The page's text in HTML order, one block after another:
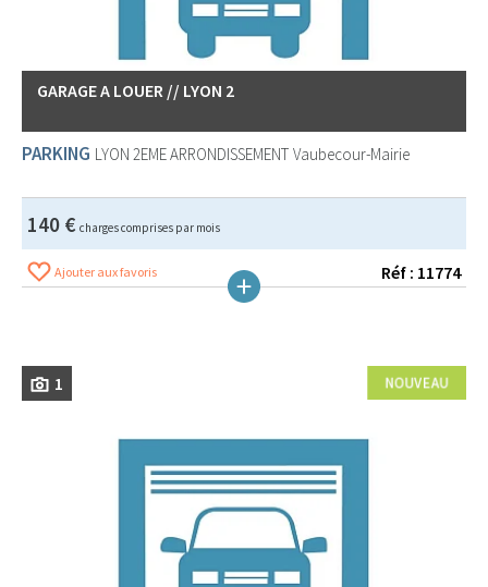
GARAGE A LOUER // LYON 2
PARKING LYON 2EME ARRONDISSEMENT Vaubecour-Mairie
140 € charges comprises par mois
Ajouter aux favoris Réf : 11774
1